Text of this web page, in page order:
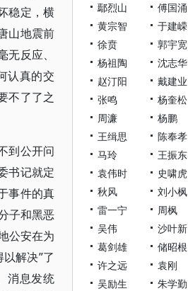
稳定，横
山地震前
反应、
认真的交
不了了之
到公开问
书记就定
事件的真
子和黑恶
公安在为
解决”了
消息发统
鄢烈山
傅国涌
黄宗智
于建嵘
徐贲
郭宇宽
杨祖陶
沈志华
赵汀阳
戴建业
张鸣
杨奎松
周濂
杨鹏
王缉思
陈奉孝
马玲
王振东
袁伟时
史啸虎
秋风
刘小枫
雷一宁
周枫
吴伟
沙叶新
葛剑雄
储昭根
许之远
袁刚
吴励生
朱学勤